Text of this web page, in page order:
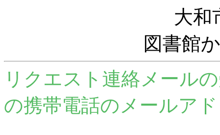
大和
図書館
リクエスト連絡メール
の携帯電話のメールア